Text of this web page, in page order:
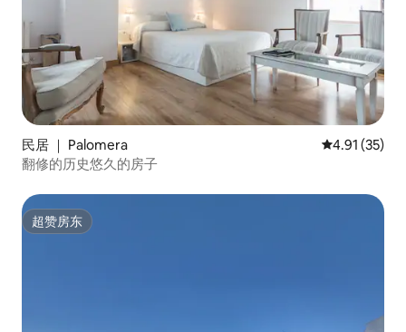
民居 ｜ Palomera 平均评分
4.91 (35)
翻修的历史悠久的房子
超赞房东
超赞房东